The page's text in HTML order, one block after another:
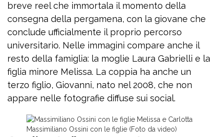
breve reel che immortala il momento della
consegna della pergamena, con la giovane che
conclude ufficialmente il proprio percorso
universitario. Nelle immagini compare anche il
resto della famiglia: la moglie Laura Gabrielli e la
figlia minore Melissa. La coppia ha anche un
terzo figlio, Giovanni, nato nel 2008, che non
appare nelle fotografie diffuse sui social.
Massimiliano Ossini con le figlie (Foto da video)